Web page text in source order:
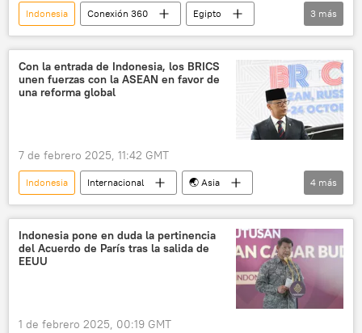
Indonesia Conexión 360
Egipto
Kazajistán
BRICS Brasil
3 más
Con la entrada de Indonesia, los BRICS
unen fuerzas con la ASEAN en favor de
una reforma global
7 de febrero 2025, 11:42 GMT
Indonesia Internacional
🌏 Asia
BRICS
ASEAN
Sudeste de Asia
política
4 más
Indonesia pone en duda la pertinencia
del Acuerdo de París tras la salida de
EEUU
1 de febrero 2025, 00:19 GMT